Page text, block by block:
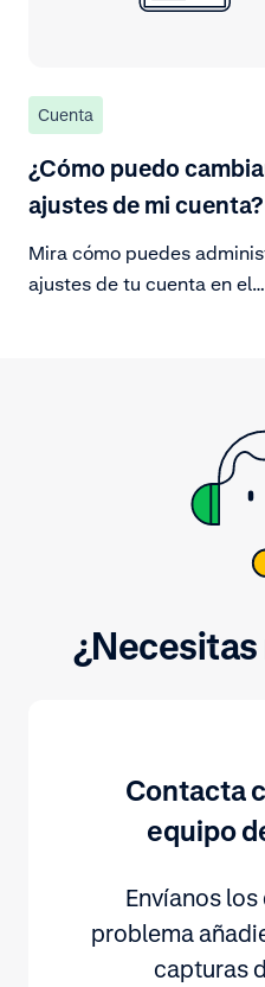
Cuenta
¿Cómo puedo
ajustes de mi cuenta?
Mira cómo puedes
ajustes de tu cuenta en el
¿Necesitas
Contacta
equipo
Envíanos
problema
capturas